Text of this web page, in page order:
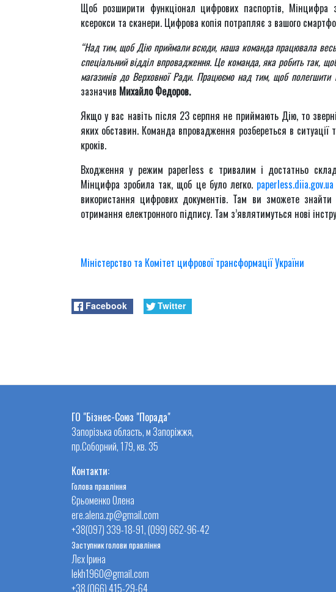
Щоб розширити функціонал цифрових паспортів, Мінцифра
ксерокси та сканери. Цифрова копія потрапляє з вашого
“Над тим, щоб Дію приймали всюди, наша команда працювала
спеціальний відділ впровадження. Це команда, яка робить так,
магазинів до Верховної Ради. Працюємо над тим, щоб
зазначив Михайло Федоров.
Якщо у вас навіть після 23 серпня не приймають Дію, то
яких обставин. Команда впровадження розбереться в
кроків.
Входження у режим paperless є тривалим і достатньо
Мінцифра зробила так, щоб це було легко. paperless.diia.gov.ua
використання цифрових документів. Там ви зможете
отримання електронного підпису. Там з’являтимуться нові
Міністерство та Комітет цифрової трансформації України
Facebook Twitter
ГО "Бізнес-Союз "Порада"
Запорізька область, м Запоріжжя,
пр.Соборний, 179, кв. 35
Контакти:
Голова правління
Єрьоменко Олена
ere.alena.zp@gmail.com
+38(097) 339-18-91, (099) 662-96-42
Заступник голови правління
Лєх Ірина
lekh1960@gmail.com
+38 (066) 415-29-64